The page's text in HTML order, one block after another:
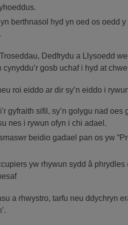
berthnasol hyd yn oed os oedd
Dedfrydu a Llysoedd
cynyddu’r gosb uchaf i hyd at
roi eiddo ar dir sy’n eiddo i
gyfraith sifil, sy’n golygu nad oes
nes i rywun ofyn i chi adael.
beidio gadael pan os yw
yw rhywun sydd â
a rhwystro, tarfu neu ddychryn